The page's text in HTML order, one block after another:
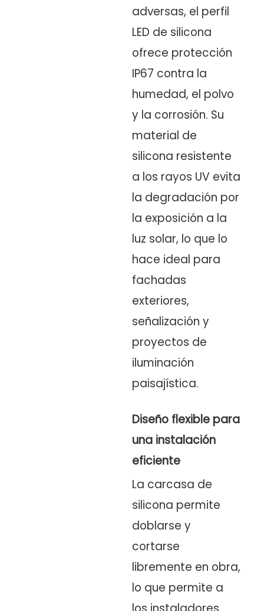
adversas, el perfil
LED de silicona
ofrece protección
IP67 contra la
humedad, el polvo
y la corrosión. Su
material de
silicona resistente
a los rayos UV evita
la degradación por
la exposición a la
luz solar, lo que lo
hace ideal para
fachadas
exteriores,
señalización y
proyectos de
iluminación
paisajística.
Diseño flexible para
una instalación
eficiente
La carcasa de
silicona permite
doblarse y
cortarse
libremente en obra,
lo que permite a